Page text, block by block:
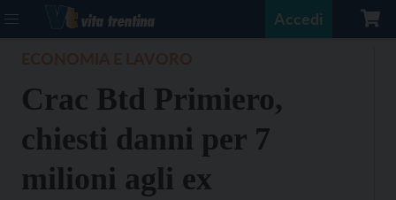
Accedi
Crac Btd Primiero,
chiesti danni per 7
milioni agli ex